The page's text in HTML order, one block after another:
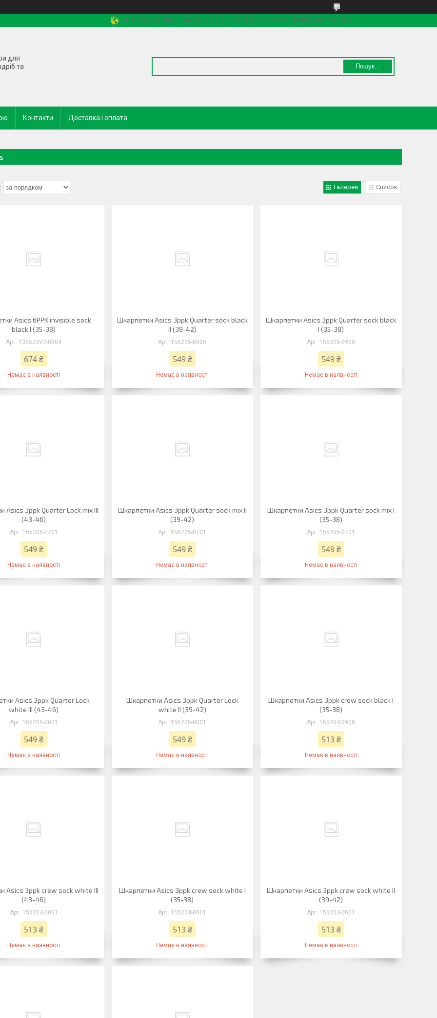
м.Львів, вул. Миколайчука, 2б, ТЦ "КОНТИНЕНТ", магазин №30, Львів, Україна
для
та
Пошук...
Контакти Доставка і оплата
Галерея Список
Asics 6PPK invisible sock
black I (35-38)
135523V2-0904
674 ₴
Немає в наявності
Шкарпетки Asics 3ppk Quarter sock black
II (39-42)
155205-0900
549 ₴
Немає в наявності
Шкарпетки Asics 3ppk Quarter sock black
I (35-38)
155205-0900
549 ₴
Немає в наявності
Asics 3ppk Quarter Lock mix III
(43-46)
155205-0701
549 ₴
Немає в наявності
Шкарпетки Asics 3ppk Quarter sock mix II
(39-42)
155205-0701
549 ₴
Немає в наявності
Шкарпетки Asics 3ppk Quarter sock mix I
(35-38)
155205-0701
549 ₴
Немає в наявності
Asics 3ppk Quarter Lock
white III (43-46)
155205-0001
549 ₴
Немає в наявності
Шкарпетки Asics 3ppk Quarter Lock
white II (39-42)
155205-0001
549 ₴
Немає в наявності
Шкарпетки Asics 3ppk crew sock black I
(35-38)
155204-0900
513 ₴
Немає в наявності
Asics 3ppk crew sock white III
(43-46)
155204-0001
513 ₴
Немає в наявності
Шкарпетки Asics 3ppk crew sock white I
(35-38)
155204-0001
513 ₴
Немає в наявності
Шкарпетки Asics 3ppk crew sock white II
(39-42)
155204-0001
513 ₴
Немає в наявності